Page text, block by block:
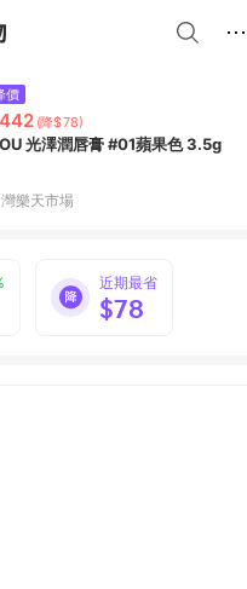
價
(降$78)
光澤潤唇膏 #01蘋果色 3.5g
樂天市場
近期最省
$78